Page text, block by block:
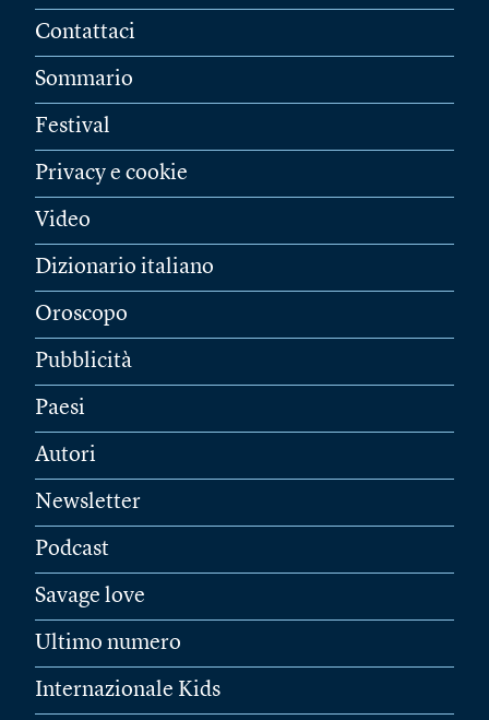
Contattaci
Sommario
Festival
Privacy e cookie
Video
Dizionario italiano
Oroscopo
Pubblicità
Paesi
Autori
Newsletter
Podcast
Savage love
Ultimo numero
Internazionale Kids